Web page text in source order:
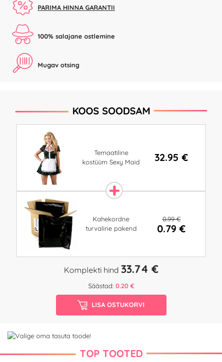
PARIMA HINNA GARANTII
100% salajane ostlemine
Mugav otsing
KOOS SOODSAM
Temaatiline
kostüüm Sexy Maid
32.95 €
Kahekordne
turvaline pakend
0.99 €
0.79 €
Komplekti hind 33.74 €
Säästad: 0.20 €
LISA OSTUKORVI
TOP TOOTED